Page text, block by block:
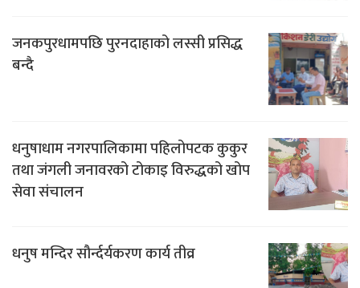
जनकपुरधामपछि पुरनदाहाको लस्सी प्रसिद्ध
बन्दै
धनुषाधाम नगरपालिकामा पहिलोपटक कुकुर
तथा जंगली जनावरको टोकाइ विरुद्धको खोप
सेवा संचालन
धनुष मन्दिर सौर्न्दर्यकरण कार्य तीव्र